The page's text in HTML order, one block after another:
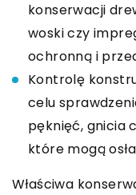
konserwacji
woski czy
ochronną i
Kontrolę
celu
pęknięć, gnicia
które mogą
Właściwa